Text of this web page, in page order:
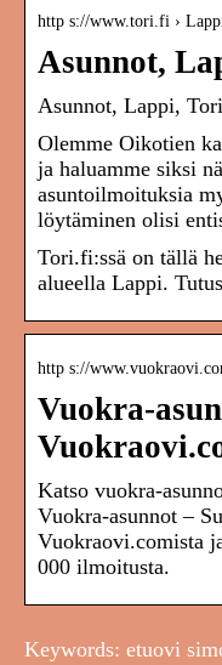
http s://www.tori.fi ›
Asunnot,
Asunnot, Lappi,
Olemme Oikotien
ja haluamme siksi
asuntoilmoituksia
löytäminen olisi
Tori.fi:ssä on tällä
alueella Lappi.
http s://
Vuokra-
Katso vuokra-
Vuokra-asunnot –
Vuokraovi.comista
000 ilmoitusta.
Keywords: etuovi